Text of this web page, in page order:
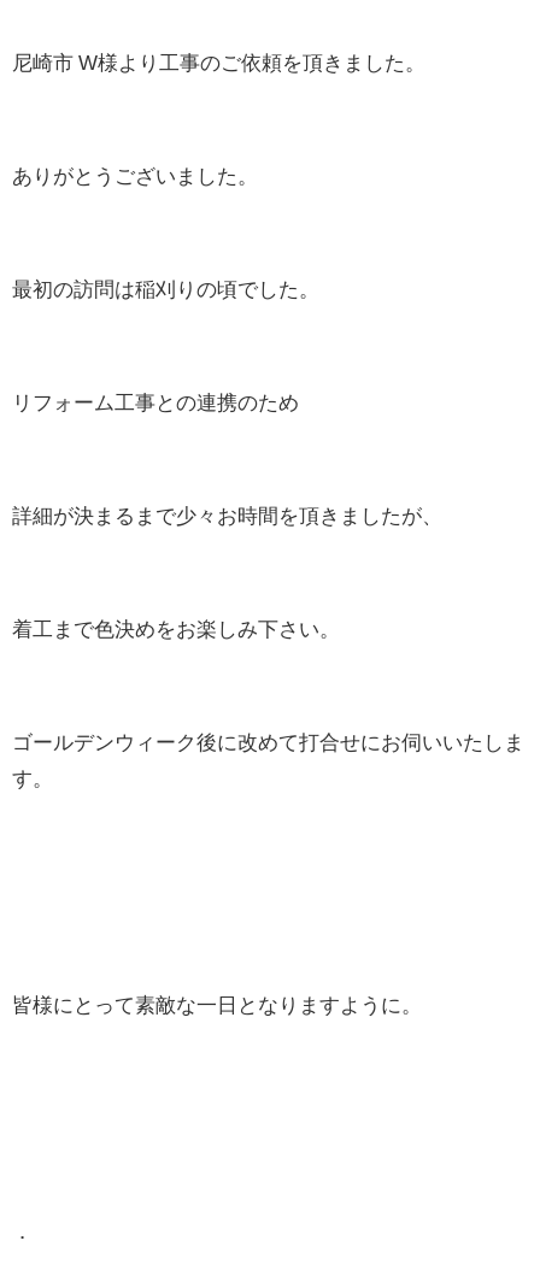
尼崎市 W様より工事のご依頼を頂きました。
ありがとうございました。
最初の訪問は稲刈りの頃でした。
リフォーム工事との連携のため
詳細が決まるまで少々お時間を頂きましたが、
着工まで色決めをお楽しみ下さい。
ゴールデンウィーク後に改めて打合せにお伺いいたしま
す。
皆様にとって素敵な一日となりますように。